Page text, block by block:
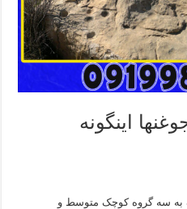
اینگونه
به سه گروه کوچک متوسط و